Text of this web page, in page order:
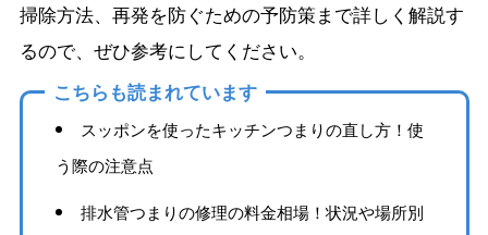
掃除方法、再発を防ぐための予防策まで詳しく解説す
るので、ぜひ参考にしてください。
こちらも読まれています
スッポンを使ったキッチンつまりの直し方！使
う際の注意点
排水管つまりの修理の料金相場！状況や場所別